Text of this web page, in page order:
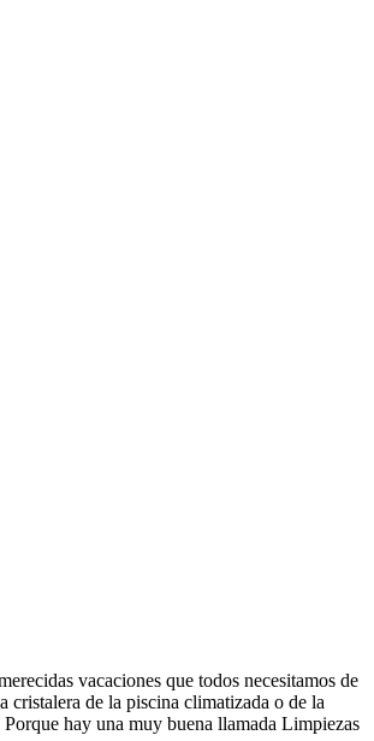
vacaciones que todos necesitamos de
cristalera de la piscina climatizada o de la
hay una muy buena llamada Limpiezas